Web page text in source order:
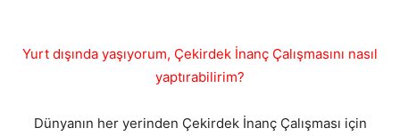
Yurt dışında yaşıyorum, Çekirdek İnanç Çalışmasını nasıl
yaptırabilirim?
Dünyanın her yerinden Çekirdek İnanç Çalışması için